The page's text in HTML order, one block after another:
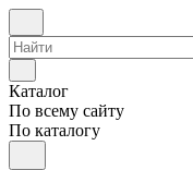
Каталог
По всему сайту
По каталогу